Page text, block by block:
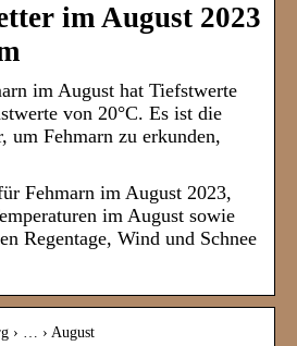
im August 2023
im August hat Tiefstwerte
von 20°C. Es ist die
um Fehmarn zu erkunden,
Fehmarn im August 2023,
im August sowie
Regentage, Wind und Schnee
› … › August